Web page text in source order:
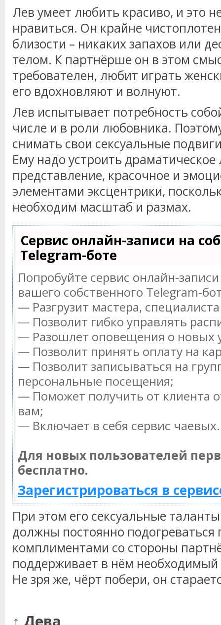
Лев умеет любить красиво, и это
нравиться. Он крайне
близости – никаких запахов или
телом. К партнёрше он в этом
требователен, любит играть
его вдохновляют и волнуют.
Лев испытывает потребность
числе и в роли любовника.
снимать свои сексуальные
Ему надо устроить
представление, красочное и
элементами эксцентрики,
необходим масштаб и размах.
Сервис онлайн-записи на
Telegram-боте
Попробуйте сервис онлайн-
вашего собственного Telegram-
— Разгрузит мастера,
— Позволит гибко управлять
— Разошлет оповещения о новых
— Позволит принять оплату на
— Позволит записываться на
персональные посещения;
— Поможет получить от клиента
вам;
— Включает в себя сервис чаевых.
Для новых пользователей
бесплатно.
Зарегистрироваться в
При этом его сексуальные
должны постоянно подогреваться
комплиментами со стороны
поддерживает в нём необходимый
Не зря же, чёрт побери, он
↑ Дева